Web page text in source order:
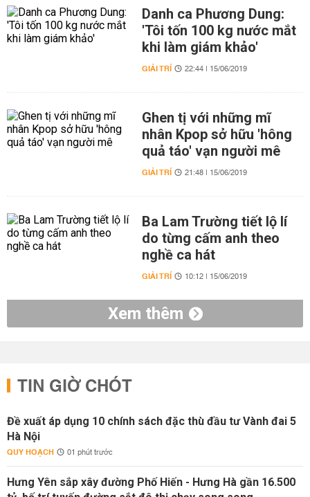
Danh ca Phương Dung:
'Tôi tốn 100 kg nước mắt
khi làm giám khảo'
GIẢI TRÍ 22:44 | 15/06/2019
Ghen tị với những mĩ
nhân Kpop sở hữu 'hông
quả táo' vạn người mê
GIẢI TRÍ 21:48 | 15/06/2019
Ba Lam Trường tiết lộ lí
do từng cấm anh theo
nghề ca hát
GIẢI TRÍ 10:12 | 15/06/2019
Xem thêm
TIN GIỜ CHÓT
Đề xuất áp dụng 10 chính sách đặc thù đầu tư Vành đai 5
Hà Nội
QUY HOẠCH 01 phút trước
Hưng Yên sắp xây đường Phố Hiến - Hưng Hà gần 16.500